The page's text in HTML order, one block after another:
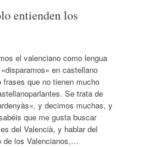
entienden los
el valenciano como lengua
en castellano
frases que no tienen mucho
Se trata de
y decimos muchas, y
que me gusta buscar
del Valencià, y hablar del
de los Valencianos,…